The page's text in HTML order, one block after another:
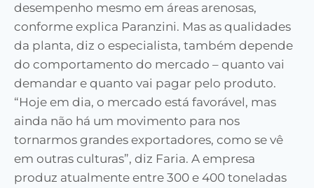
desempenho mesmo em áreas arenosas,
conforme explica Paranzini. Mas as qualidades
da planta, diz o especialista, também depende
do comportamento do mercado – quanto vai
demandar e quanto vai pagar pelo produto.
“Hoje em dia, o mercado está favorável, mas
ainda não há um movimento para nos
tornarmos grandes exportadores, como se vê
em outras culturas”, diz Faria. A empresa
produz atualmente entre 300 e 400 toneladas